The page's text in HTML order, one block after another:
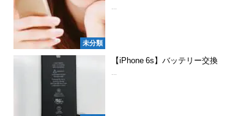
未分類
【iPhone 6s】バッテリー交換